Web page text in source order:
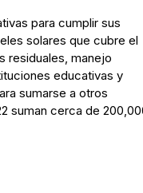
para cumplir sus
solares que cubre el
residuales, manejo
educativas y
sumarse a otros
suman cerca de